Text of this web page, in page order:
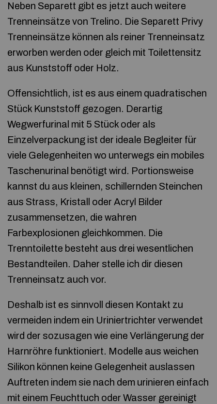
Neben Separett gibt es jetzt auch weitere
Trenneinsätze von Trelino. Die Separett Privy
Trenneinsätze können als reiner Trenneinsatz
erworben werden oder gleich mit Toilettensitz
aus Kunststoff oder Holz.
Offensichtlich, ist es aus einem quadratischen
Stück Kunststoff gezogen. Derartig
Wegwerfurinal mit 5 Stück oder als
Einzelverpackung ist der ideale Begleiter für
viele Gelegenheiten wo unterwegs ein mobiles
Taschenurinal benötigt wird. Portionsweise
kannst du aus kleinen, schillernden Steinchen
aus Strass, Kristall oder Acryl Bilder
zusammensetzen, die wahren
Farbexplosionen gleichkommen. Die
Trenntoilette besteht aus drei wesentlichen
Bestandteilen. Daher stelle ich dir diesen
Trenneinsatz auch vor.
Deshalb ist es sinnvoll diesen Kontakt zu
vermeiden indem ein Uriniertrichter verwendet
wird der sozusagen wie eine Verlängerung der
Harnröhre funktioniert. Modelle aus weichen
Silikon können keine Gelegenheit auslassen
Auftreten indem sie nach dem urinieren einfach
mit einem Feuchttuch oder Wasser gereinigt